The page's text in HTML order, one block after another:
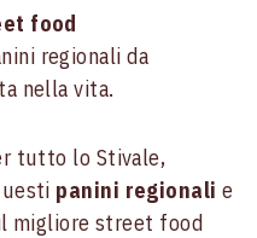
food
regionali da
nella vita.
tutto lo Stivale,
panini regionali e
migliore street food